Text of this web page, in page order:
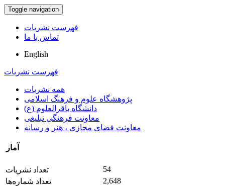
Toggle navigation
فهرست نشریات
تماس با ما
English
فهرست نشریات
همه نشریات
پژوهشگاه علوم و فرهنگ اسلامی
دانشگاه باقرالعلوم (ع)
معاونت فرهنگی تبلیغی
معاونت فضای مجازی ، هنر و رسانه
آمار
تعداد نشریات
54
تعداد شماره‌ها
2,648